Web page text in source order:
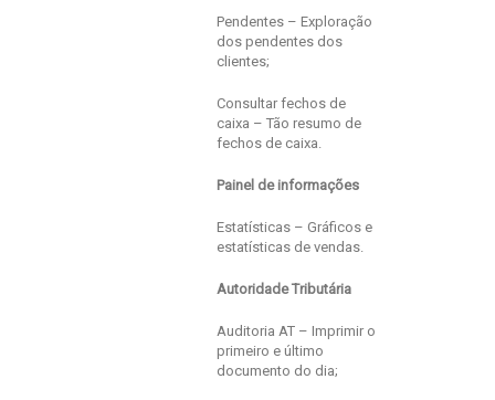
Pendentes – Exploração
dos pendentes dos
clientes;
Consultar fechos de
caixa – Tão resumo de
fechos de caixa.
Painel de informações
Estatísticas – Gráficos e
estatísticas de vendas.
Autoridade Tributária
Auditoria AT – Imprimir o
primeiro e último
documento do dia;